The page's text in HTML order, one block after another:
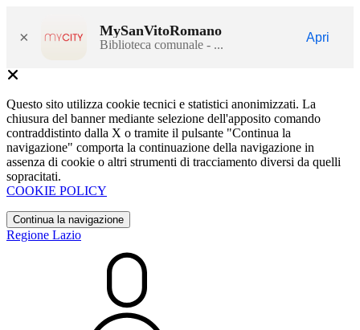
× MySanVitoRomano
Biblioteca comunale - ...
Apri
Questo sito utilizza cookie tecnici e statistici anonimizzati. La
chiusura del banner mediante selezione dell'apposito comando
contraddistinto dalla X o tramite il pulsante "Continua la
navigazione" comporta la continuazione della navigazione in
assenza di cookie o altri strumenti di tracciamento diversi da quelli
sopracitati.
COOKIE POLICY
Continua la navigazione
Regione Lazio